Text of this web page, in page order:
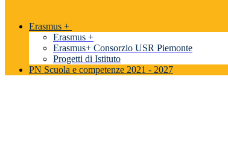
Erasmus +
Erasmus +
Erasmus+ Consorzio USR Piemonte
Progetti di Istituto
PN Scuola e competenze 2021 - 2027